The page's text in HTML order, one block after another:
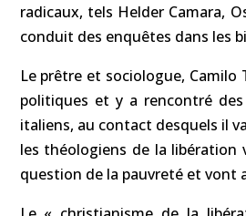
radicaux, tels Helder Camara,
conduit des enquêtes dans les
Le prêtre et sociologue,
politiques et y a rencontré
italiens, au contact desquels il
les théologiens de la libération
question de la pauvreté et vont